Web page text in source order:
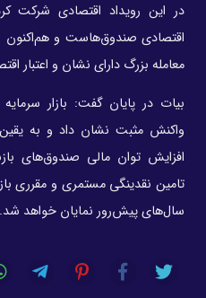
در این رویداد اقتصادی شرکت
اقتصادی صندوق‌هاست و هم‌اکنون
معامله بزرگ دارای نشان و اعتبار
بیات در پایان گفت: بازار
واکنش مثبت نشان داد و به یقین
افزایش توان مالی صندوق‌های
تامین نقدینگی مستمری و مقرری
سال‌های پیش‌رور نمایان خواهد شد.